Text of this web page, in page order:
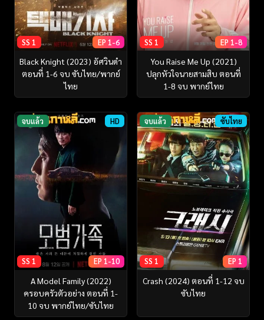
SS 1 EP 1-6
Black Knight (2023) อัศวินดำ
ตอนที่ 1-6 จบ ซับไทย/พากย์
ไทย
SS 1 EP 1-8
You Raise Me Up (2021)
ปลุกหัวใจนายสามสิบ ตอนที่
1-8 จบ พากย์ไทย
จบแล้ว HD
SS 1 EP 1-10
A Model Family (2022)
ครอบครัวตัวอย่าง ตอนที่ 1-
10 จบ พากย์ไทย/ซับไทย
จบแล้ว ซับไทย
SS 1 EP 1
Crash (2024) ตอนที่ 1-12 จบ
ซับไทย